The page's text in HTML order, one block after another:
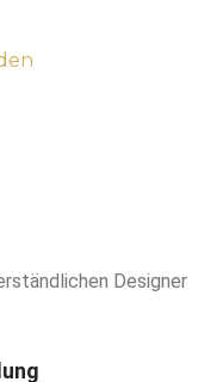
Designer